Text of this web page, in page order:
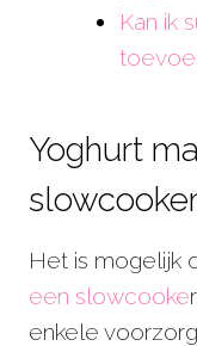
Kan ik
Yoghurt
Het is mogelijk
een slowcooke
enkele